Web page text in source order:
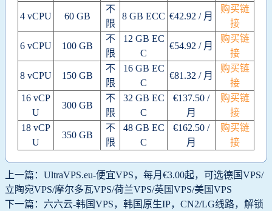
4 vCPU 60 GB
不
限
8 GB ECC €42.92 / 月
购买链
接
6 vCPU 100 GB
不
限
12 GB EC
C
€54.92 / 月
购买链
接
8 vCPU 150 GB
不
限
16 GB EC
C
€81.32 / 月
购买链
接
16 vCP
U
300 GB
不
限
32 GB EC
C
€137.50 /
月
购买链
接
18 vCP
U
350 GB
不
限
48 GB EC
C
€162.50 /
月
购买链
接
上一篇：UltraVPS.eu-便宜VPS，每月€3.00起，可选德国VPS/
立陶宛VPS/摩尔多瓦VPS/荷兰VPS/英国VPS/美国VPS
下一篇：六六云-韩国VPS，韩国原生IP，CN2/LG线路，解锁